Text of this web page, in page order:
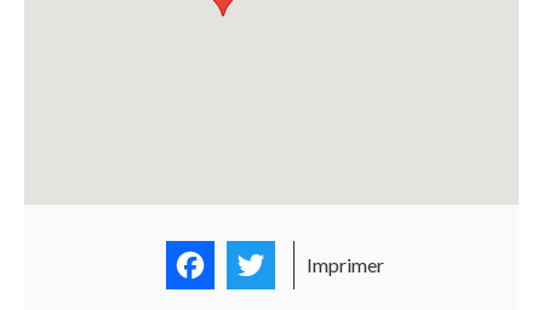
FacebookTwitter
Imprimer